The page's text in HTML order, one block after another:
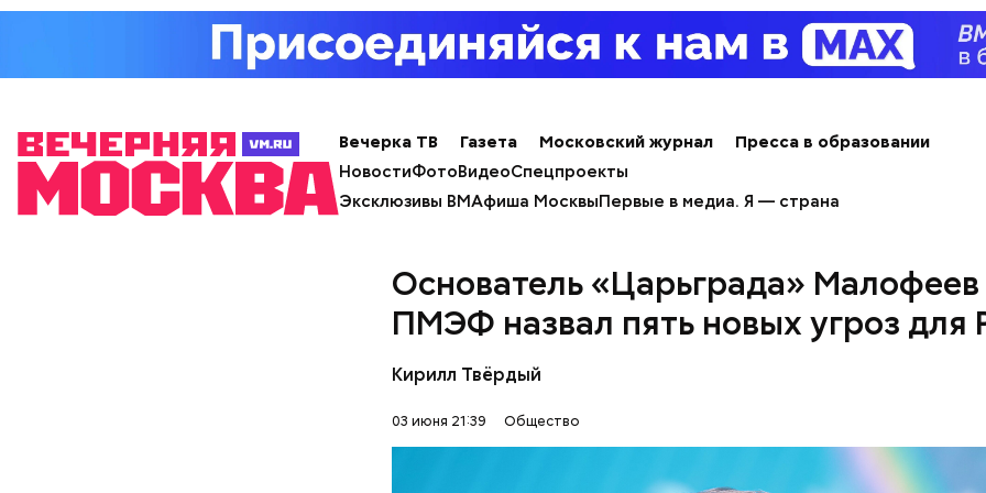
Вечерка ТВ Газета Московский журнал
Пресса в образовании
НовостиФотоВидеоСпецпроекты
Эксклюзивы ВМАфиша МосквыПервые в медиа. Я — страна
Основатель «Царьграда» Малофеев
ПМЭФ назвал пять новых угроз для
Кирилл Твёрдый
03 июня 21:39 Общество